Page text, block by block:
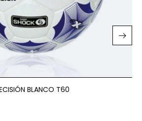
BLANCO T60